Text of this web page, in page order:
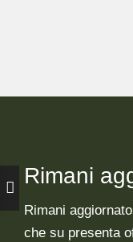
Rimani
Rimani
che su presenta